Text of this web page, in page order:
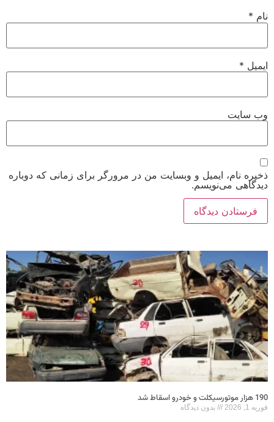
نام*
ایمیل*
وب‌ سایت
ذخیره نام، ایمیل و وبسایت من در مرورگر برای زمانی که دوباره
دیدگاهی می‌نویسم.
190 هزار موتورسیکلت و خودرو اسقاط شد
فوریه 1, 2026 بدون دیدگاه